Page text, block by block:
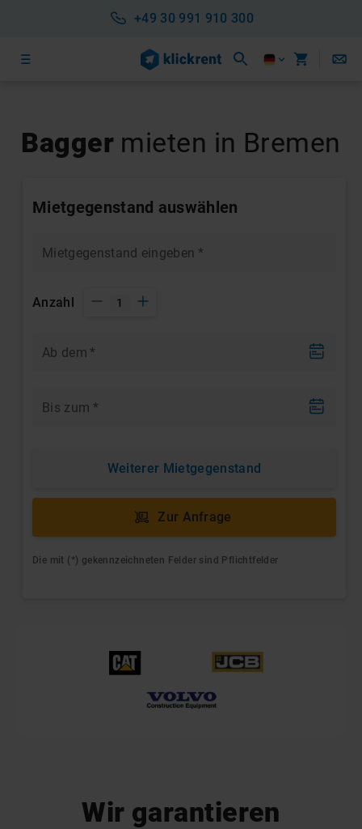
+49 30 991 910 300
Bagger mieten in Bremen
Mietgegenstand auswählen
Mietgegenstand eingeben *
Anzahl 1
Ab dem *
Bis zum *
Weiterer Mietgegenstand
Zur Anfrage
Die mit (*) gekennzeichneten Felder sind Pflichtfelder
Wir garantieren